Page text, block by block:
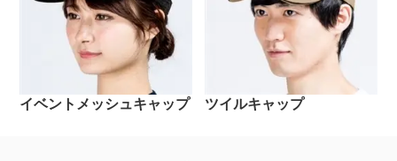
イベントメッシュキャップ ツイルキャップ